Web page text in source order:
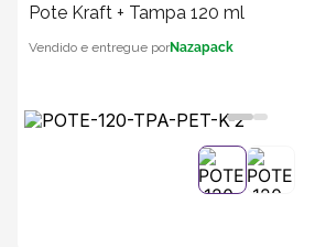
Pote Kraft + Tampa 120 ml
Nazapack
5